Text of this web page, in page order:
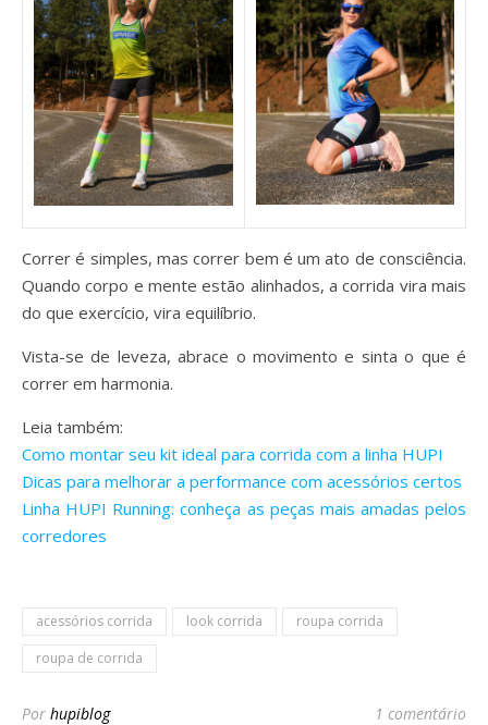
Correr é simples, mas correr bem é um ato de consciência.
Quando corpo e mente estão alinhados, a corrida vira mais
do que exercício, vira equilíbrio.
Vista-se de leveza, abrace o movimento e sinta o que é
correr em harmonia.
Leia também:
Como montar seu kit ideal para corrida com a linha HUPI
Dicas para melhorar a performance com acessórios certos
Linha HUPI Running: conheça as peças mais amadas pelos
corredores
acessórios corrida look corrida
roupa corrida
roupa de corrida
Por hupiblog 1 comentário